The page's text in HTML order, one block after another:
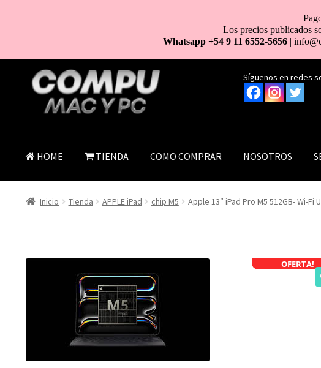
navegación
al
contenido
Síguenos en redes
HOME TIENDA COMO COMPRAR NOSOTROS
Inicio Tienda APPLE iPad chip M5 Apple 13″ iPad Pro M5 512GB- Wi-Fi
OFERTA!
Los precios publicados
Whatsapp +54 9 11 6552-5656 |